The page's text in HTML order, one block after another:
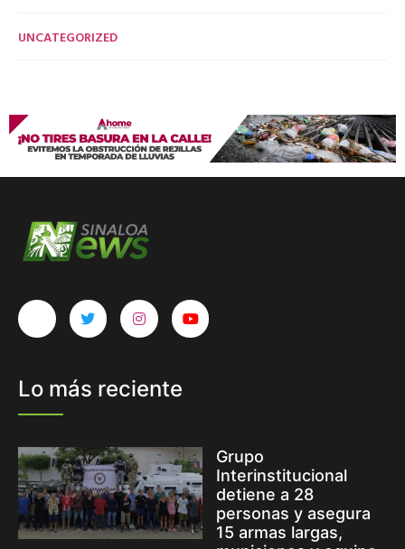
UNCATEGORIZED
Lo más reciente
Grupo
Interinstitucional
detiene a 28
personas y asegura
15 armas largas,